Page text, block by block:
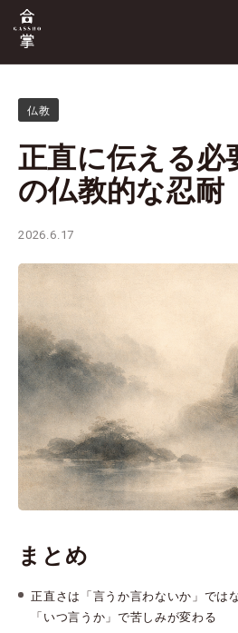
仏教
正直に伝える必
の仏教的な忍耐
2026.6.17
まとめ
正直さは「言うか言わないか」では
「いつ言うか」で苦しみが変わる